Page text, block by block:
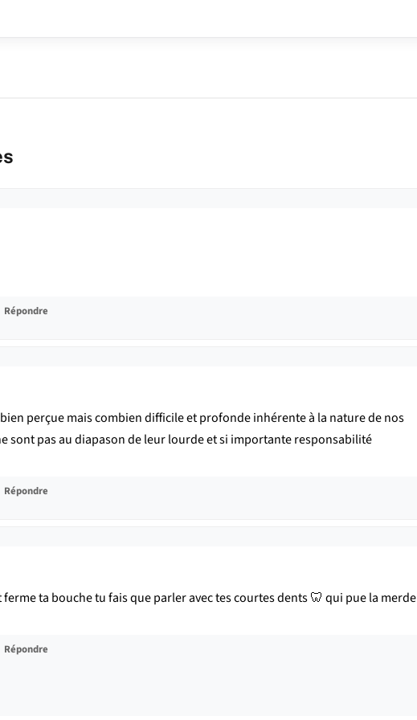
Répondre
perçue mais combien difficile et profonde inhérente à la nature de nos
sont pas au diapason de leur lourde et si importante responsabilité
Répondre
ferme ta bouche tu fais que parler avec tes courtes dents 🦷 qui pue la merde
Répondre